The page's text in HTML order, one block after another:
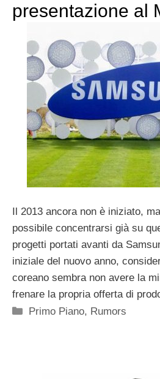
presentazione al
Il 2013 ancora non è iniziato,
possibile concentrarsi già su
progetti portati avanti da
iniziale del nuovo anno,
coreano sembra non avere la
frenare la propria offerta di
Categorie
Primo Piano, Rumors